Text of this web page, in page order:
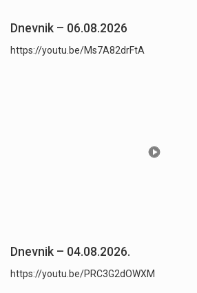
Dnevnik – 06.08.2026
https://youtu.be/Ms7A82drFtA
Dnevnik – 04.08.2026.
https://youtu.be/PRC3G2dOWXM